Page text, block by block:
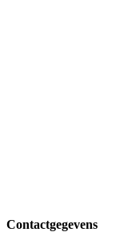
Contactgegevens